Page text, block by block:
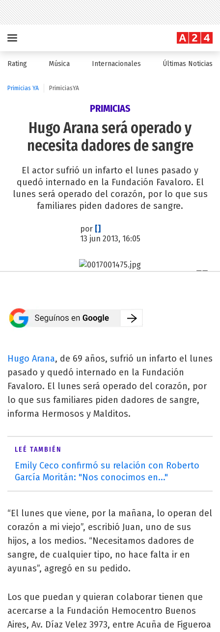
Rating Música Internacionales Últimas Noticias
Primicias YA PrimiciasYA
PRIMICIAS
Hugo Arana será operado y
necesita dadores de sangre
El actor sufrió un infarto el lunes pasado y
quedó internado en la Fundación Favaloro. El
lunes será operado del corazón, por lo que sus
familiares piden dadores de sangre.
por []
13 jun 2013, 16:05
Hugo Arana, de 69 años, sufrió un infarto el lunes
pasado y quedó internado en la Fundación
Favaloro. El lunes será operado del corazón, por
lo que sus familiares piden dadores de sangre,
informa Hermosos y Malditos.
LEÉ TAMBIÉN
Emily Ceco confirmó su relación con Roberto
García Moritán: "Nos conocimos en..."
“El lunes que viene, por la mañana, lo operan del
corazón a mi viejo”, escribió Juan, uno de sus
hijos, a los medios. “Necesitamos dadores de
sangre, de cualquier tipo, no hace falta ir en
ayunas”, agregó en su pedido.
Los que puedan y quieran colaborar tienen que
acercarse a la Fundación Hemocentro Buenos
Aires, Av. Díaz Velez 3973, entre Acuña de Figueroa